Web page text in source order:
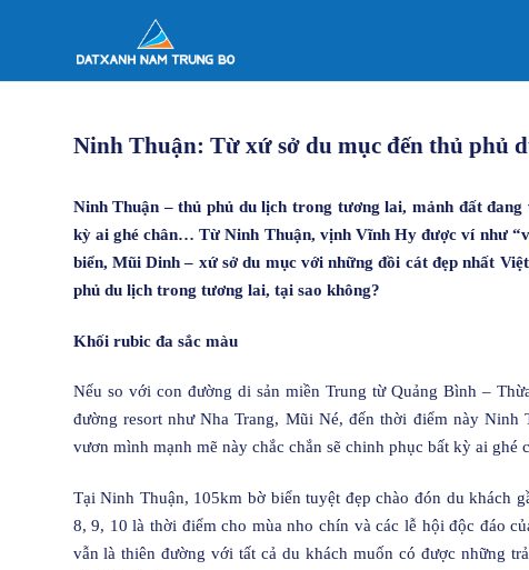
Ninh Thuận: Từ xứ sở du mục đến thủ phủ
Ninh Thuận – thủ phủ du lịch trong tương lai, mảnh đất
kỳ ai ghé chân… Từ Ninh Thuận, vịnh Vĩnh Hy được ví như
biển, Mũi Dinh – xứ sở du mục với những đồi cát đẹp nhất
phủ du lịch trong tương lai, tại sao không?
Khối rubic đa sắc màu
Nếu so với con đường di sản miền Trung từ Quảng Bình –
đường resort như Nha Trang, Mũi Né, đến thời điểm này
vươn mình mạnh mẽ này chắc chắn sẽ chinh phục bất kỳ ai ghé
Tại Ninh Thuận, 105km bờ biển tuyệt đẹp chào đón du khách
8, 9, 10 là thời điểm cho mùa nho chín và các lễ hội độc đáo
vẫn là thiên đường với tất cả du khách muốn có được những